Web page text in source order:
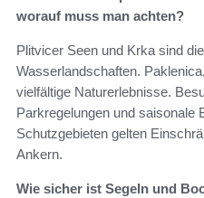
worauf muss man achten?
Plitvicer Seen und Krka sind
Wasserlandschaften.
vielfältige Naturerlebnisse.
Parkregelungen und saisonale
Schutzgebieten gelten
Ankern.
Wie sicher ist Segeln und